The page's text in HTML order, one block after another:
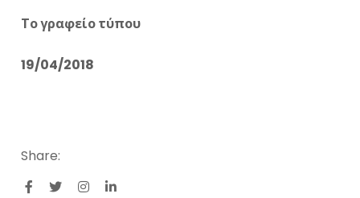
Το γραφείο τύπου
19/04/2018
Share: